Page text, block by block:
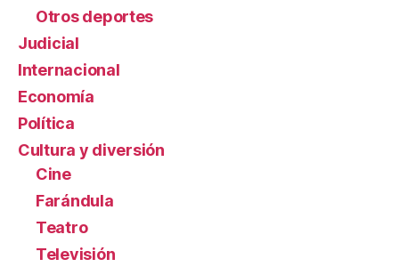
Otros deportes
Judicial
Internacional
Economía
Política
Cultura y diversión
Cine
Farándula
Teatro
Televisión